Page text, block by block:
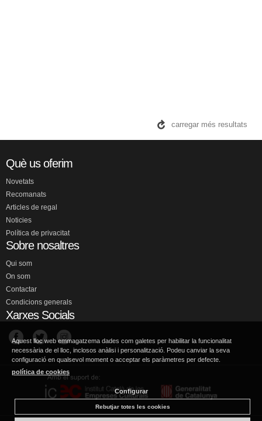
carregar més resultats
Què us oferim
Novetats
Recomanats
Articles de regal
Noticies
Política de privacitat
Sobre nosaltres
Qui som
On som
Contactar
Condicions generals
Xarxes Socials
Aquest lloc web emmagatzema dades com galetes per habilitar la funcionalitat
necessària de el lloc, inclosos anàlisi i personalització. Podeu canviar la seva
configuració en qualsevol moment o acceptar els paràmetres per defecte.
política de cookies
Configurar
Rebutjar totes les cookies